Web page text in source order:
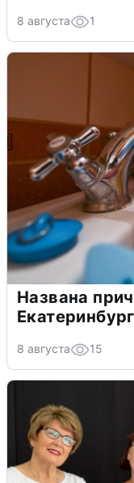
8 августа 1
Названа
8 августа 15